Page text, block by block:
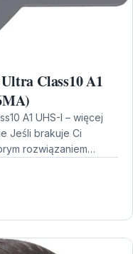
Class10 A1
A1 UHS-I – więcej
Jeśli brakuje Ci
rozwiązaniem…